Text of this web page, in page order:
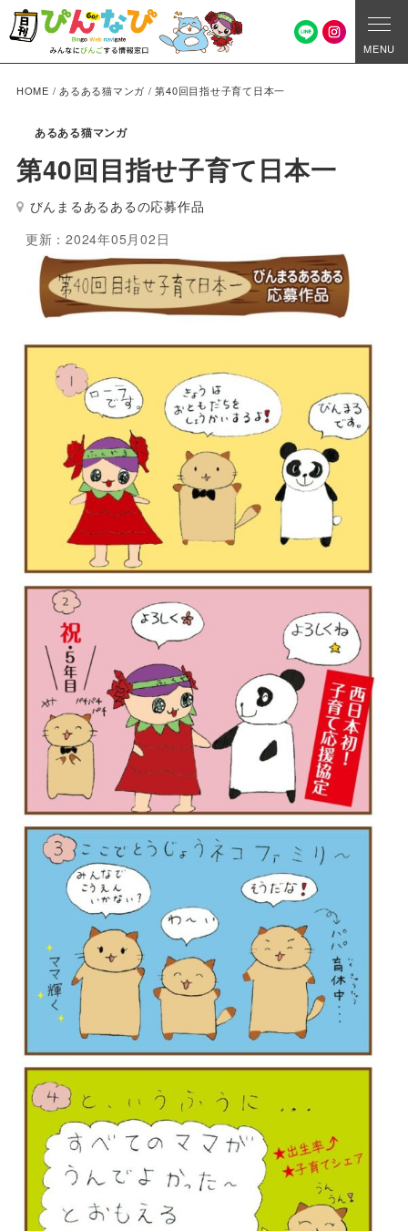
MENU
HOME / あるある猫マンガ /第40回目指せ子育て日本一
あるある猫マンガ
第40回目指せ子育て日本一
びんまるあるあるの応募作品
更新：2024年05月02日